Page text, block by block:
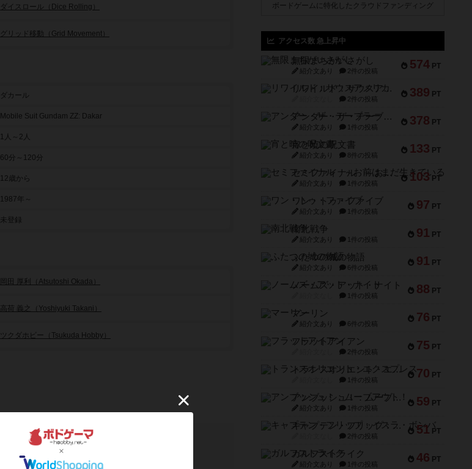
ダイスロール（Dice Rolling）
グリッド移動（Grid Movement）
ダカール
Mobile Suit Gundam ZZ: Dakar
1人～2人
60分～120分
12歳から
1987年～
未登録
岡田 厚利（Atsutoshi Okada）
高荷 義之（Yoshiyuki Takani）
ツクダホビー（Tsukuda Hobby）
ボードゲームに特化したクラウドファンディング
アクセス数 急上昇中
574 PT
無限まちがいさがし
紹介文あり 2件の投稿
389 PT
リワイルド：サウスアメリカ
2件の投稿
378 PT
アンダー・ザ・テーブラー
紹介文あり 1件の投稿
133 PT
宵と暁の呪文書
紹介文あり 8件の投稿
103 PT
セミファイナル ～お前はまだ生きている～
紹介文あり 1件の投稿
97 PT
ワン・トゥ・ファイブ
紹介文あり 1件の投稿
91 PT
南北戦争
紹介文あり 1件の投稿
91 PT
ふたつの城の物語
紹介文あり 6件の投稿
88 PT
ノームズ・アット・ナイト
1件の投稿
76 PT
マーリン
紹介文あり 6件の投稿
75 PT
フラットアイアン
2件の投稿
70 PT
トランスオリエント・エクスプレス
1件の投稿
59 PT
アンブッシュ！：ムーブアウト！
紹介文あり 1件の投稿
51 PT
キャプテン・フリップ：イスラ・ボンバ
2件の投稿
46 PT
ガルフストライク
紹介文あり 1件の投稿